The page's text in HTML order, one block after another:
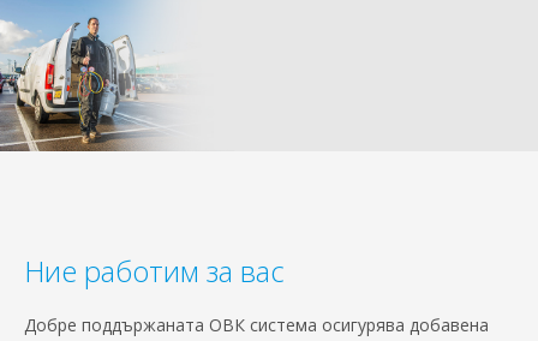
Ние работим за вас
Добре поддържаната ОВК система осигурява добавена